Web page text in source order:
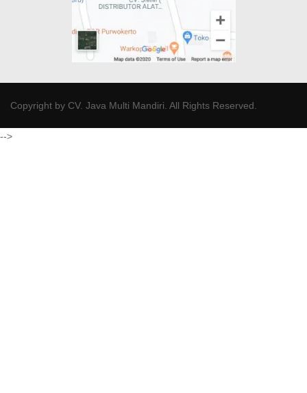
Copyright by CV. Java Multi Mandiri. All Rights Reserved.
-->